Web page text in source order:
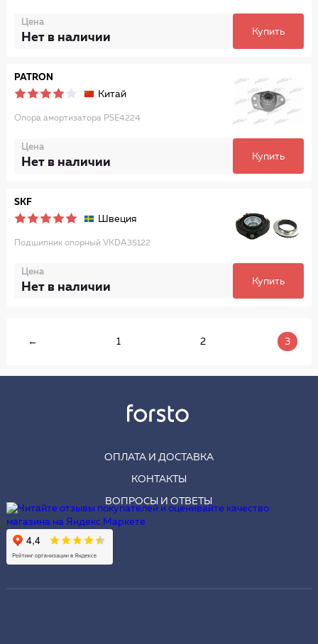
Цена
Нет в наличии Купить
PATRON
Китай
Опора амортизатора PSE4224
Цена
Нет в наличии Купить
SKF
Швеция
Подшипник опорный VKDA35122
Цена
Нет в наличии Купить
← 1 2 3
ОПЛАТА И ДОСТАВКА
КОНТАКТЫ
ВОПРОСЫ И ОТВЕТЫ